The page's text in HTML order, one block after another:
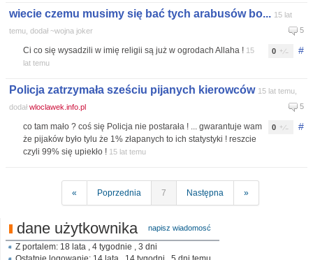
wiecie czemu musimy się bać tych arabusów bo... 15 lat
temu, dodał ~wojna joker
5
#
0
Ci co się wysadzili w imię religii są już w ogrodach Allaha ! 15
lat temu
Policja zatrzymała sześciu pijanych kierowców 15 lat temu,
dodał wloclawek.info.pl 5
#
0
co tam mało ? coś się Policja nie postarała ! ... gwarantuje wam
że pijaków było tylu że 1% złapanych to ich statystyki ! reszcie
czyli 99% się upiekło ! 15 lat temu
« Poprzednia 7 Następna »
dane użytkownika napisz wiadomosć
Z portalem: 18 lata , 4 tygodnie , 3 dni